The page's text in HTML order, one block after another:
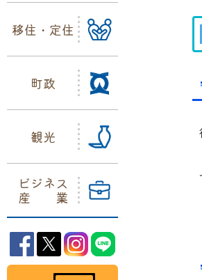
移住・定住
町政
観光
ビジネス
産業
益子町Facebook
益子町Twitter
益子町Instagram
益子町公共施設